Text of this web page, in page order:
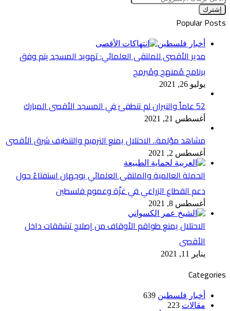
بريدك
الإلكتروني
Popular Posts
أخبار فلسطين
مدير الأقصى للملتقى العلمائي: تهويد المسجد يتم وفق
برنامج مُمنهج ومُبرمج
يوليو 26, 2021
52 عاماً والنيران لم تنطفئ في المسجد الأقصى المبارك
أغسطس 21, 2021
مشاهد مؤلمة.. الاحتلال يمنع الترميم والتنظيف شرق الأقصى
أغسطس 2, 2021
الحملة العالمية والملتقى العلمائي يوجهان استفتاءً حول
دعم القطاع الزراعي في غزّة وعموم فلسطين
أغسطس 8, 2021
الاحتلال يمنع طواقم الأوقاف من إصلاح تشققات داخل
الأقصى
يناير 11, 2021
Categories
أخبار فلسطين 639
مقالات 223